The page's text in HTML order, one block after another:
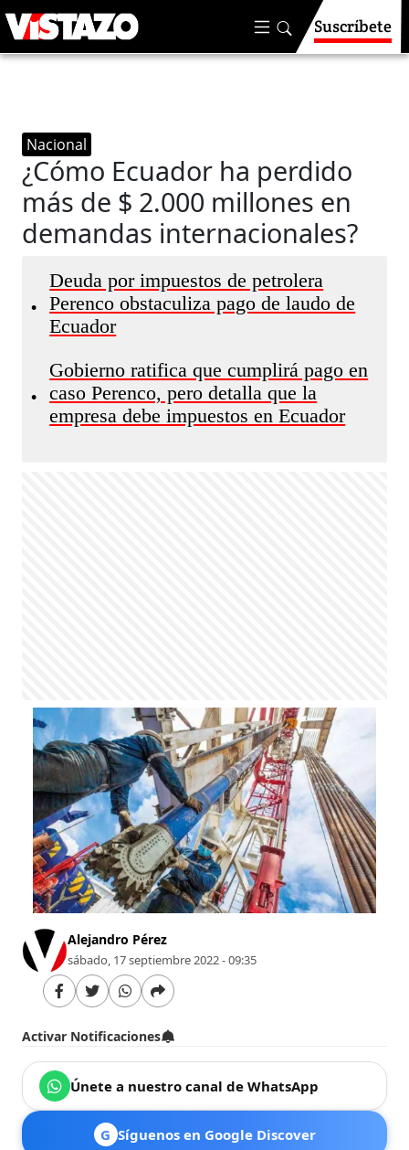
Suscríbete
Nacional
¿Cómo Ecuador ha perdido
más de $ 2.000 millones en
demandas internacionales?
•
Deuda por impuestos de petrolera
Perenco obstaculiza pago de laudo de
Ecuador
•
Gobierno ratifica que cumplirá pago en
caso Perenco, pero detalla que la
empresa debe impuestos en Ecuador
Alejandro Pérez
sábado, 17 septiembre 2022 - 09:35
Activar Notificaciones
Únete a nuestro canal de WhatsApp
G Síguenos en Google Discover